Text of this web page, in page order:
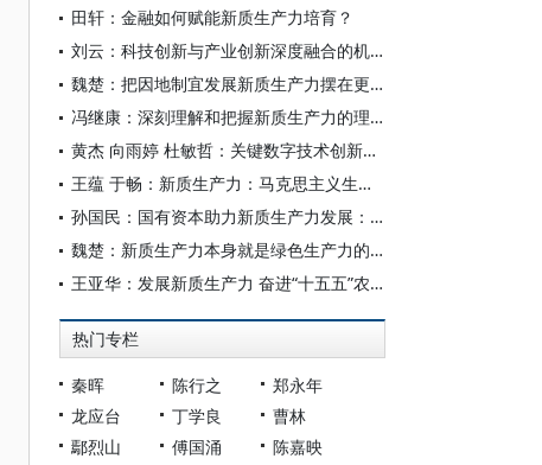
田轩：金融如何赋能新质生产力培育？
刘云：科技创新与产业创新深度融合的机理和路径
魏楚：把因地制宜发展新质生产力摆在更加突出的战略位置
冯继康：深刻理解和把握新质生产力的理论价值与实践要求
黄杰 向雨婷 杜敏哲：关键数字技术创新与企业新质生产力发展
王蕴 于畅：新质生产力：马克思主义生产力理论的重大创新和发展
孙国民：国有资本助力新质生产力发展：发展逻辑、模式比较与启示镜鉴
魏楚：新质生产力本身就是绿色生产力的逻辑阐释
王亚华：发展新质生产力 奋进“十五五”农业农村现代化新征程
热门专栏
秦晖 陈行之
郑永年
龙应台
丁学良
曹林
鄢烈山
傅国涌
陈嘉映